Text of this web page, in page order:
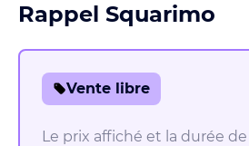
Rappel Squarimo
Vente libre
Le prix affiché et la durée